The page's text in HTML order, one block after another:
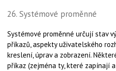
26. Systémové proměnné
Systémové proměnné určují stav
příkazů, aspekty uživatelského
kreslení, úprav a zobrazení.
příkaz (zejména ty, které zapínají